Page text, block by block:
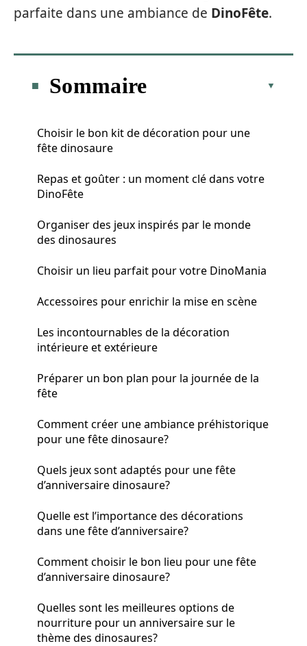
parfaite dans une ambiance de DinoFête.
Sommaire
Choisir le bon kit de décoration pour une
fête dinosaure
Repas et goûter : un moment clé dans votre
DinoFête
Organiser des jeux inspirés par le monde
des dinosaures
Choisir un lieu parfait pour votre DinoMania
Accessoires pour enrichir la mise en scène
Les incontournables de la décoration
intérieure et extérieure
Préparer un bon plan pour la journée de la
fête
Comment créer une ambiance préhistorique
pour une fête dinosaure?
Quels jeux sont adaptés pour une fête
d’anniversaire dinosaure?
Quelle est l’importance des décorations
dans une fête d’anniversaire?
Comment choisir le bon lieu pour une fête
d’anniversaire dinosaure?
Quelles sont les meilleures options de
nourriture pour un anniversaire sur le
thème des dinosaures?